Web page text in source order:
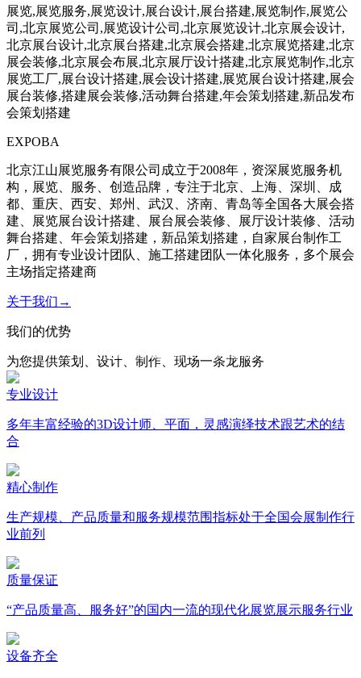
Customer first and professional first
展览,展览服务,展览设计,展台设计,展台搭建,展览制作,展览公
司,北京展览公司,展览设计公司,北京展览设计,北京展会设计,
北京展台设计,北京展台搭建,北京展会搭建,北京展览搭建,北京
展会装修,北京展会布展,北京展厅设计搭建,北京展览制作,北京
展览工厂,展台设计搭建,展会设计搭建,展览展台设计搭建,展会
展台装修,搭建展会装修,活动舞台搭建,年会策划搭建,新品发布
会策划搭建
EXPOBA
北京江山展览服务有限公司成立于2008年，资深展览服务机
构，展览、服务、创造品牌，专注于北京、上海、深圳、成
都、重庆、西安、郑州、武汉、济南、青岛等全国各大展会搭
建、展览展台设计搭建、展台展会装修、展厅设计装修、活动
舞台搭建、年会策划搭建，新品策划搭建，自家展台制作工
厂，拥有专业设计团队、施工搭建团队一体化服务，多个展会
主场指定搭建商
关于我们→
我们的优势
为您提供策划、设计、制作、现场一条龙服务
专业设计
多年丰富经验的3D设计师、平面，灵感演绎技术跟艺术的结
合
精心制作
生产规模、产品质量和服务规模范围指标处于全国会展制作行
业前列
质量保证
“产品质量高、服务好”的国内一流的现代化展览展示服务行业
设备齐全